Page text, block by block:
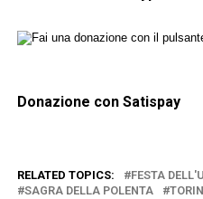
Donazione con Satispay
RELATED TOPICS: FESTA
SAGRA DELLA POLENTA